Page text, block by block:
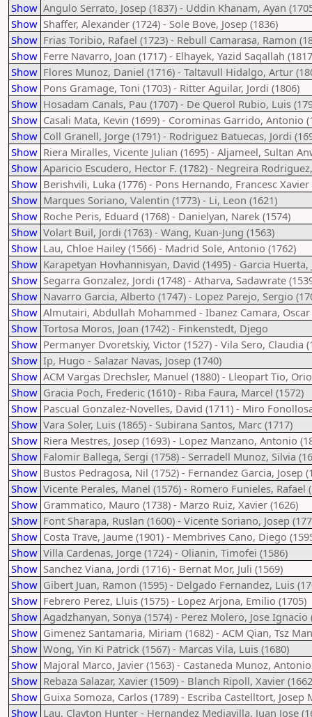
Show Angulo Serrato, Josep (1837) - Uddin Khanam, Ayan
Show Shaffer, Alexander (1724) - Sole Bove, Josep (1836)
Show Frias Toribio, Rafael (1723) - Rebull Camarasa, Ramon
Show Ferre Navarro, Joan (1717) - Elhayek, Yazid Saqallah
Show Flores Munoz, Daniel (1716) - Taltavull Hidalgo, Artur
Show Pons Gramage, Toni (1703) - Ritter Aguilar, Jordi (1806)
Show Hosadam Canals, Pau (1707) - De Querol Rubio, Luis
Show Casali Mata, Kevin (1699) - Corominas Garrido, Antonio
Show Coll Granell, Jorge (1791) - Rodriguez Batuecas, Jordi
Show Riera Miralles, Vicente Julian (1695) - Aljameel, Sultan
Show Aparicio Escudero, Hector F. (1782) - Negreira
Show Berishvili, Luka (1776) - Pons Hernando, Francesc Xavier
Show Marques Soriano, Valentin (1773) - Li, Leon (1621)
Show Roche Peris, Eduard (1768) - Danielyan, Narek (1574)
Show Volart Buil, Jordi (1763) - Wang, Kuan-Jung (1563)
Show Lau, Chloe Hailey (1566) - Madrid Sole, Antonio (1762)
Show Karapetyan Hovhannisyan, David (1495) - Garcia Huerta,
Show Segarra Gonzalez, Jordi (1748) - Atharva, Sadawrate
Show Navarro Garcia, Alberto (1747) - Lopez Parejo, Sergio
Show Almutairi, Abdullah Mohammed - Ibanez Camara, Oscar
Show Tortosa Moros, Joan (1742) - Finkenstedt, Djego
Show Permanyer Dvoretskiy, Victor (1527) - Vila Sero, Claudia
Show Ip, Hugo - Salazar Navas, Josep (1740)
Show ACM Vargas Drechsler, Manuel (1880) - Lleopart Tio,
Show Gracia Poch, Frederic (1610) - Riba Faura, Marcel (1572)
Show Pascual Gonzalez-Novelles, David (1711) - Miro
Show Vara Soler, Luis (1865) - Subirana Santos, Marc (1717)
Show Riera Mestres, Josep (1693) - Lopez Manzano, Antonio
Show Falomir Ballega, Sergi (1758) - Serradell Munoz, Silvia
Show Bustos Pedragosa, Nil (1752) - Fernandez Garcia, Josep
Show Vicente Perales, Manel (1576) - Romero Funieles, Rafael
Show Grammatico, Mauro (1738) - Marzo Ruiz, Xavier (1626)
Show Font Sharapa, Ruslan (1600) - Vicente Soriano, Josep
Show Costa Trave, Jaume (1901) - Membrives Cano, Diego
Show Villa Cardenas, Jorge (1724) - Olianin, Timofei (1586)
Show Sanchez Viana, Jordi (1716) - Bernat Mor, Juli (1569)
Show Gibert Juan, Ramon (1595) - Delgado Fernandez, Luis
Show Febrero Perez, Lluis (1575) - Lopez Arjona, Emilio (1705)
Show Agadzhanyan, Sonya (1574) - Perez Molero, Jose Ignacio
Show Gimenez Santamaria, Miriam (1682) - ACM Qian, Tsz
Show Wong, Yin Ki Patrick (1567) - Marcas Vila, Luis (1680)
Show Majoral Marco, Javier (1563) - Castaneda Munoz,
Show Rebaza Salazar, Xavier (1509) - Blanch Ripoll, Xavier
Show Guixa Somoza, Carlos (1789) - Escriba Castelltort, Josep
Show Lau, Clayton Hunter - Hernandez Mediavilla, Juan Jose